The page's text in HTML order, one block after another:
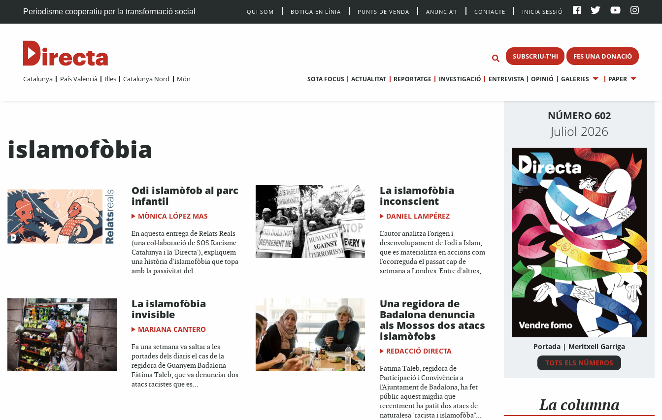
Periodisme cooperatiu per la transformació social QUI SOM BOTIGA EN LÍNIA PUNTS DE VENDA ANUNCIA’T CONTACTE INICIA SESSIÓ
SUBSCRIU-T'HI FES UNA DONACIÓ
Catalunya País Valencià Illes Catalunya Nord Món SOTA FOCUS ACTUALITAT REPORTATGE INVESTIGACIÓ ENTREVISTA OPINIÓ GALERIES PAPER
islamofòbia
Odi islamòfob al parc
infantil
MÒNICA LÓPEZ MAS
En aquesta entrega de Relats Reals
(una col·laboració de SOS Racisme
Catalunya i la 'Directa'), expliquem
una història d'islamofòbia que topa
amb la passivitat del...
La islamofòbia
inconscient
DANIEL LAMPÉREZ
L'autor analitza l'origen i
desenvolupament de l'odi a Islam,
que es materialitza en accions com
l'ocorreguda el passat cap de
setmana a Londres. Entre d'altres,...
La islamofòbia
invisible
MARIANA CANTERO
Fa una setmana va saltar a les
portades dels diaris el cas de la
regidora de Guanyem Badalona
Fàtima Taleb, que va denunciar dos
atacs racistes que es...
Una regidora de
Badalona denuncia
als Mossos dos atacs
islamòfobs
REDACCIÓ DIRECTA
Fatima Taleb, regidora de
Participació i Convivència a
l'Ajuntament de Badalona, ha fet
públic aquest migdia que
recentment ha patit dos atacs de
naturalesa "racista i islamofòba"...
NÚMERO 602
Juliol 2026
Portada | Meritxell Garriga
TOTS ELS NÚMEROS
La columna